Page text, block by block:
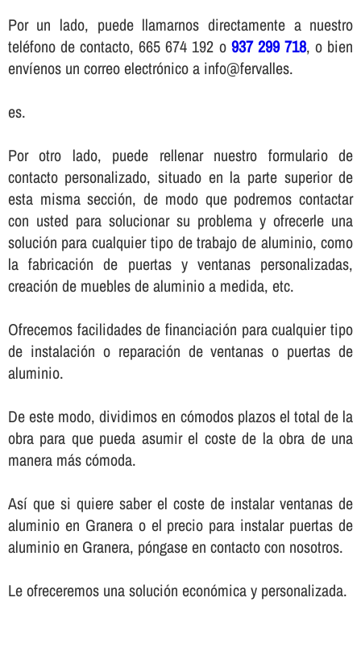
Por un lado, puede llamarnos directamente a nuestro
teléfono de contacto, 665 674 192 o 937 299 718, o bien
enví­enos un correo electrónico a info@fervalles.
es.
Por otro lado, puede rellenar nuestro formulario de
contacto personalizado, situado en la parte superior de
esta misma sección, de modo que podremos contactar
con usted para solucionar su problema y ofrecerle una
solución para cualquier tipo de trabajo de aluminio, como
la fabricación de puertas y ventanas personalizadas,
creación de muebles de aluminio a medida, etc.
Ofrecemos facilidades de financiación para cualquier tipo
de instalación o reparación de ventanas o puertas de
aluminio.
De este modo, dividimos en cómodos plazos el total de la
obra para que pueda asumir el coste de la obra de una
manera más cómoda.
Así­ que si quiere saber el coste de instalar ventanas de
aluminio en Granera o el precio para instalar puertas de
aluminio en Granera, póngase en contacto con nosotros.
Le ofreceremos una solución económica y personalizada.